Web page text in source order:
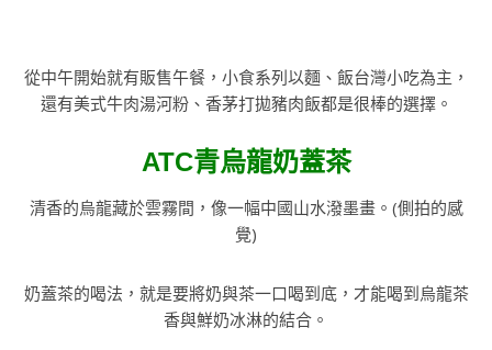
從中午開始就有販售午餐，小食系列以麵、飯台灣小吃為主，
還有美式牛肉湯河粉、香茅打拋豬肉飯都是很棒的選擇。
ATC青烏龍奶蓋茶
清香的烏龍藏於雲霧間，像一幅中國山水潑墨畫。(側拍的感
覺)
奶蓋茶的喝法，就是要將奶與茶一口喝到底，才能喝到烏龍茶
香與鮮奶冰淋的結合。